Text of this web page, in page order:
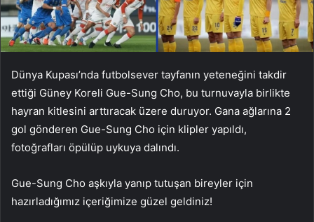
Dünya Kupası’nda futbolsever tayfanın yeteneğini takdir
ettiği Güney Koreli Gue-Sung Cho, bu turnuvayla birlikte
hayran kitlesini arttıracak üzere duruyor. Gana ağlarına 2
gol gönderen Gue-Sung Cho için klipler yapıldı,
fotoğrafları öpülüp uykuya dalındı.
Gue-Sung Cho aşkıyla yanıp tutuşan bireyler için
hazırladığımız içeriğimize güzel geldiniz!